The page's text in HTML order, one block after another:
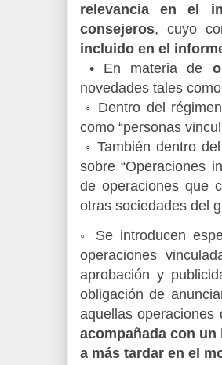
relevancia en el
consejeros, cuyo
incluido en el
• En materia de
novedades tales
◦ Dentro del
como “personas
◦ También dentro
sobre “Operaciones
de operaciones que
otras sociedades del
◦ Se introducen
operaciones
aprobación y
obligación de
aquellas operaciones
acompañada con
a más tardar en el